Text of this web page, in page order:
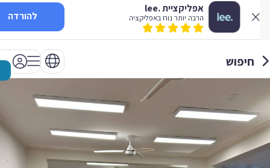
אפליקציית .lee
הרבה יותר נוח באפליקציה להורדה
חיפוש